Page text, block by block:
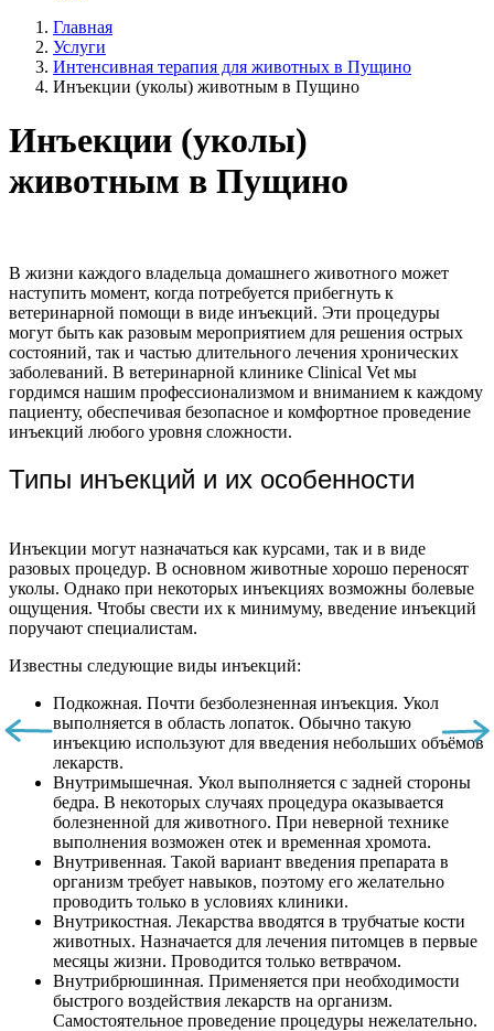
Главная
Услуги
Интенсивная терапия для животных в Пущино
Инъекции (уколы) животным в Пущино
Инъекции (уколы)
животным в Пущино
В жизни каждого владельца домашнего животного может
наступить момент, когда потребуется прибегнуть к
ветеринарной помощи в виде инъекций. Эти процедуры
могут быть как разовым мероприятием для решения острых
состояний, так и частью длительного лечения хронических
заболеваний. В ветеринарной клинике Clinical Vet мы
гордимся нашим профессионализмом и вниманием к каждому
пациенту, обеспечивая безопасное и комфортное проведение
инъекций любого уровня сложности.
Типы инъекций и их особенности
Инъекции могут назначаться как курсами, так и в виде
разовых процедур. В основном животные хорошо переносят
уколы. Однако при некоторых инъекциях возможны болевые
ощущения. Чтобы свести их к минимуму, введение инъекций
поручают специалистам.
Известны следующие виды инъекций:
Подкожная. Почти безболезненная инъекция. Укол
выполняется в область лопаток. Обычно такую
инъекцию используют для введения небольших объёмов
лекарств.
Внутримышечная. Укол выполняется с задней стороны
бедра. В некоторых случаях процедура оказывается
болезненной для животного. При неверной технике
выполнения возможен отек и временная хромота.
Внутривенная. Такой вариант введения препарата в
организм требует навыков, поэтому его желательно
проводить только в условиях клиники.
Внутрикостная. Лекарства вводятся в трубчатые кости
животных. Назначается для лечения питомцев в первые
месяцы жизни. Проводится только ветврачом.
Внутрибрюшинная. Применяется при необходимости
быстрого воздействия лекарств на организм.
Самостоятельное проведение процедуры нежелательно.